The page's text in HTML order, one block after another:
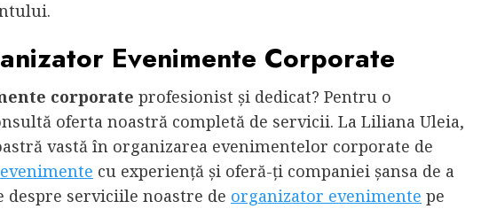
Evenimente Corporate
corporate profesionist și dedicat? Pentru o
oferta noastră completă de servicii. La Liliana Uleia,
vastă în organizarea evenimentelor corporate de
cu experiență și oferă-ți companiei șansa de a
serviciile noastre de organizator evenimente pe